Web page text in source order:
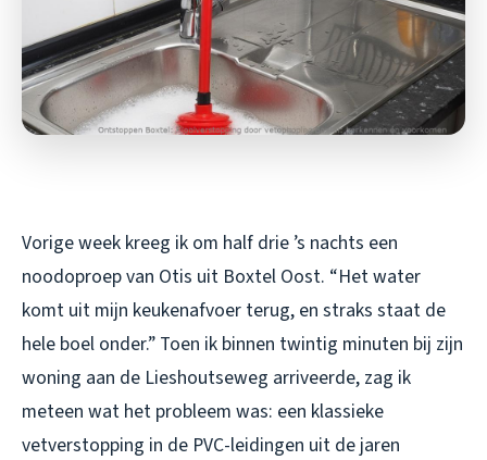
Vorige week kreeg ik om half drie ’s nachts een
noodoproep van Otis uit Boxtel Oost. “Het water
komt uit mijn keukenafvoer terug, en straks staat de
hele boel onder.” Toen ik binnen twintig minuten bij zijn
woning aan de Lieshoutseweg arriveerde, zag ik
meteen wat het probleem was: een klassieke
vetverstopping in de PVC-leidingen uit de jaren